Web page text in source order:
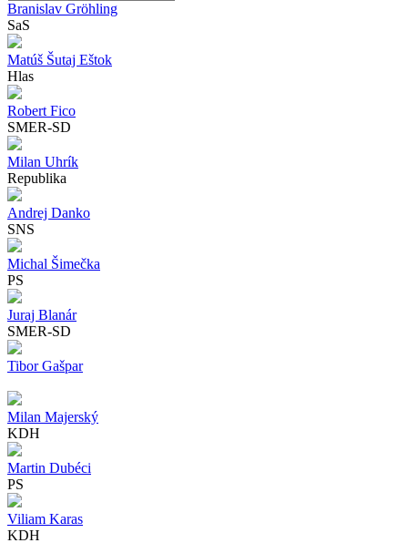
Branislav Gröhling
SaS
Matúš Šutaj Eštok
Hlas
Robert Fico
SMER-SD
Milan Uhrík
Republika
Andrej Danko
SNS
Michal Šimečka
PS
Juraj Blanár
SMER-SD
Tibor Gašpar
Milan Majerský
KDH
Martin Dubéci
PS
Viliam Karas
KDH